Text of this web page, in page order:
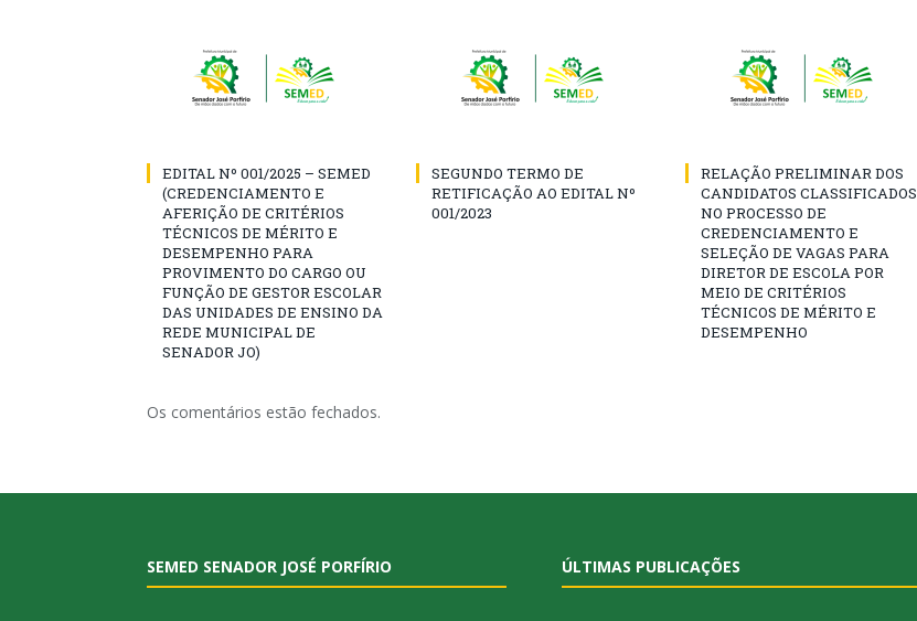
EDITAL Nº 001/2025 – SEMED
(CREDENCIAMENTO E
AFERIÇÃO DE CRITÉRIOS
TÉCNICOS DE MÉRITO E
DESEMPENHO PARA
PROVIMENTO DO CARGO OU
FUNÇÃO DE GESTOR ESCOLAR
DAS UNIDADES DE ENSINO DA
REDE MUNICIPAL DE
SENADOR JO)
SEGUNDO TERMO DE
RETIFICAÇÃO AO EDITAL Nº
001/2023
RELAÇÃO PRELIMINAR DOS
CANDIDATOS CLASSIFICADOS
NO PROCESSO DE
CREDENCIAMENTO E
SELEÇÃO DE VAGAS PARA
DIRETOR DE ESCOLA POR
MEIO DE CRITÉRIOS
TÉCNICOS DE MÉRITO E
DESEMPENHO
Os comentários estão fechados.
SEMED SENADOR JOSÉ PORFÍRIO ÚLTIMAS PUBLICAÇÕES